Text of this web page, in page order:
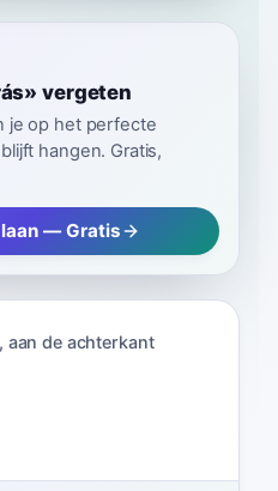
vergeten
je op het perfecte
hangen. Gratis,
— Gratis
, aan de achterkant